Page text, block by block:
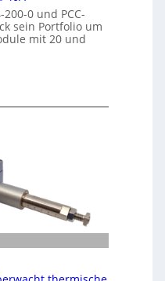
0 und PCC-
sein Portfolio um
mit 20 und